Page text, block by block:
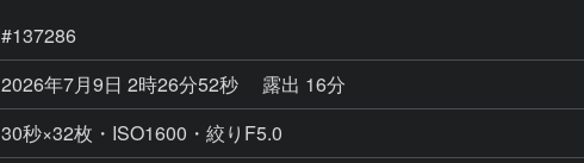
#137286
2026年7月9日 2時26分52秒
露出 16分
30秒×32枚・ISO1600・絞りF5.0